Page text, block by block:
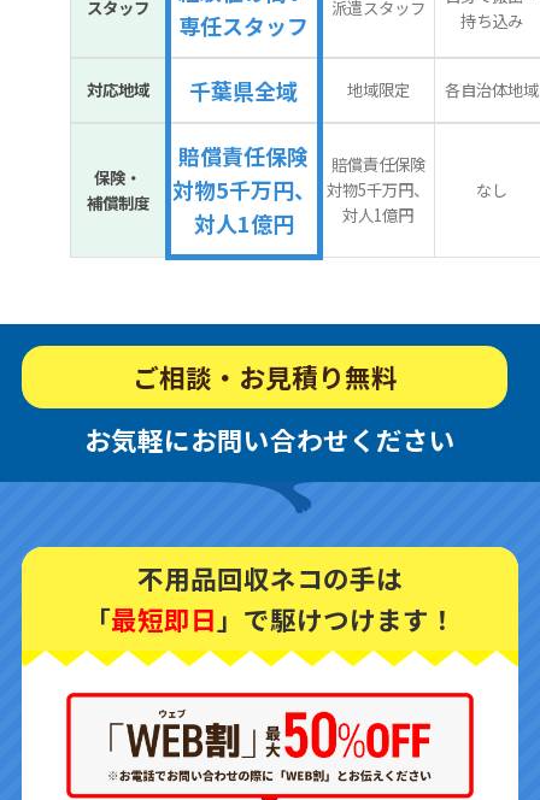
スタッフ
専任スタッフ
派遣スタッフ
持ち込み
対応地域 千葉県全域 地域限定 各自治体地域
保険・
補償制度
賠償責任保険
対物5千万円、
対人1億円
賠償責任保険
対物5千万円、
対人1億円
なし
ご相談・お見積り無料
お気軽にお問い合わせください
不用品回収ネコの手は
「最短即日 」で駆けつけます！